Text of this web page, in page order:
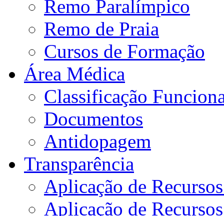
Remo Paralímpico
Remo de Praia
Cursos de Formação
Área Médica
Classificação
Documentos
Antidopagem
Transparência
Aplicação de
Aplicação de